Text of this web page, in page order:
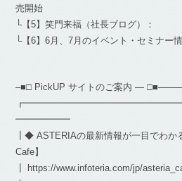
売開始
└【5】笑門来福（社長ブログ）：
└【6】6月、7月のイベント・セミナー
–■□ PickUP サイトのご案内 ―
━━━━━━
┃◆ ASTERIAの最新情報が一目でわか
Cafe】
┃ https://www.infoteria.com/jp/